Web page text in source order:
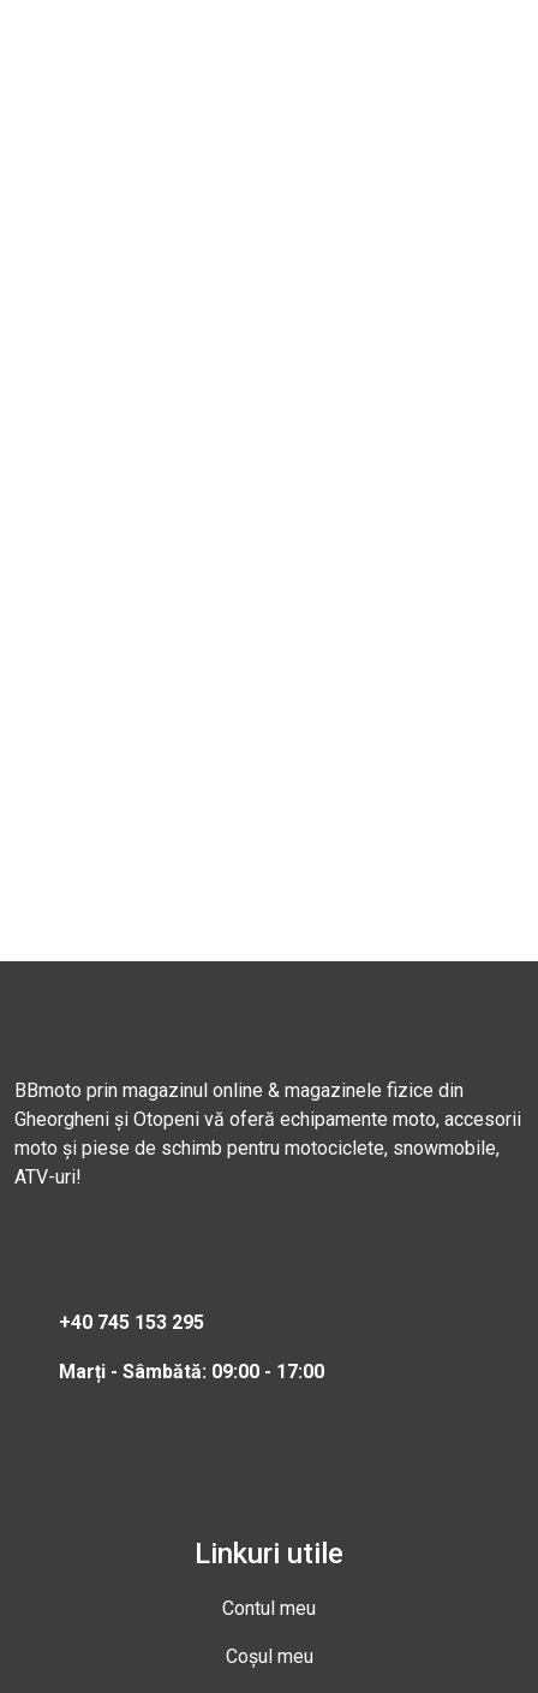
BBmoto prin magazinul online & magazinele fizice din
Gheorgheni și Otopeni vă oferă echipamente moto, accesorii
moto și piese de schimb pentru motociclete, snowmobile,
ATV-uri!
+40 745 153 295
Marți - Sâmbătă: 09:00 - 17:00
Linkuri utile
Contul meu
Coșul meu